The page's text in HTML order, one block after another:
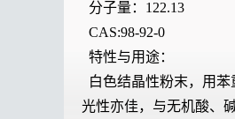
分子量：122.13
CAS:98-92-0
特性与用途：
白色结晶性粉末，用
光性亦佳，与无机酸、